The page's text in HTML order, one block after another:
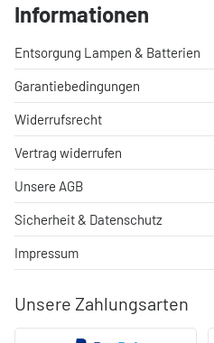
Unsere Zahlungsarten
Informationen
Entsorgung Lampen & Batterien
Garantiebedingungen
Widerrufsrecht
Vertrag widerrufen
Unsere AGB
Sicherheit & Datenschutz
Impressum